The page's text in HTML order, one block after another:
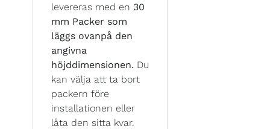
levereras med en 30
mm Packer som
läggs ovanpå den
angivna
höjddimensionen. Du
kan välja att ta bort
packern före
installationen eller
låta den sitta kvar.